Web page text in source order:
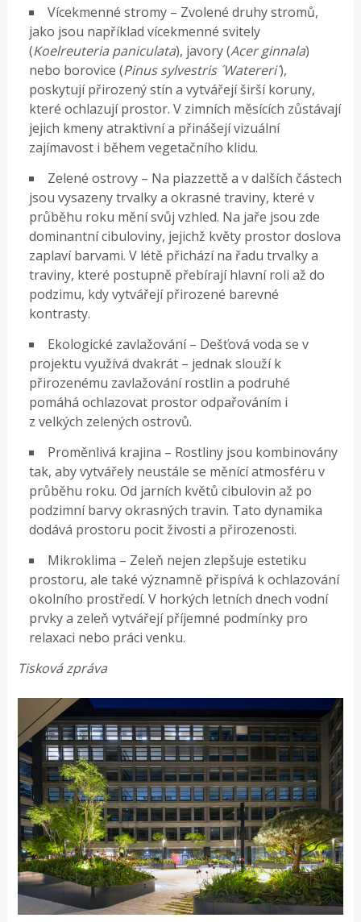
Vícekmenné stromy – Zvolené druhy stromů,
jako jsou například vícekmenné svitely
(Koelreuteria paniculata), javory (Acer ginnala)
nebo borovice (Pinus sylvestris ´Watereri´),
poskytují přirozený stín a vytvářejí širší koruny,
které ochlazují prostor. V zimních měsících zůstávají
jejich kmeny atraktivní a přinášejí vizuální
zajímavost i během vegetačního klidu.
Zelené ostrovy – Na piazzettě a v dalších částech
jsou vysazeny trvalky a okrasné traviny, které v
průběhu roku mění svůj vzhled. Na jaře jsou zde
dominantní cibuloviny, jejichž květy prostor doslova
zaplaví barvami. V létě přichází na řadu trvalky a
traviny, které postupně přebírají hlavní roli až do
podzimu, kdy vytvářejí přirozené barevné
kontrasty.
Ekologické zavlažování – Dešťová voda se v
projektu využívá dvakrát – jednak slouží k
přirozenému zavlažování rostlin a podruhé
pomáhá ochlazovat prostor odpařováním i
z velkých zelených ostrovů.
Proměnlivá krajina – Rostliny jsou kombinovány
tak, aby vytvářely neustále se měnící atmosféru v
průběhu roku. Od jarních květů cibulovin až po
podzimní barvy okrasných travin. Tato dynamika
dodává prostoru pocit živosti a přirozenosti.
Mikroklima – Zeleň nejen zlepšuje estetiku
prostoru, ale také významně přispívá k ochlazování
okolního prostředí. V horkých letních dnech vodní
prvky a zeleň vytvářejí příjemné podmínky pro
relaxaci nebo práci venku.
Tisková zpráva